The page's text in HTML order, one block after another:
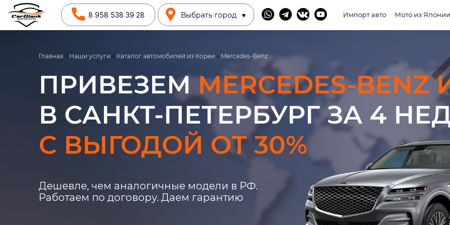
8 958 538 39 28 Выбрать город Импорт авто Мото из Японии
Главная » Наши услуги » Каталог автомобилей из Кореи » Mercedes-Benz
ПРИВЕЗЕМMERCEDES-
В САНКТ-ПЕТЕРБУРГ ЗА 4
С ВЫГОДОЙ ОТ 30%
Дешевле, чем аналогичные модели в РФ.
Работаем по договору. Даем гарантию